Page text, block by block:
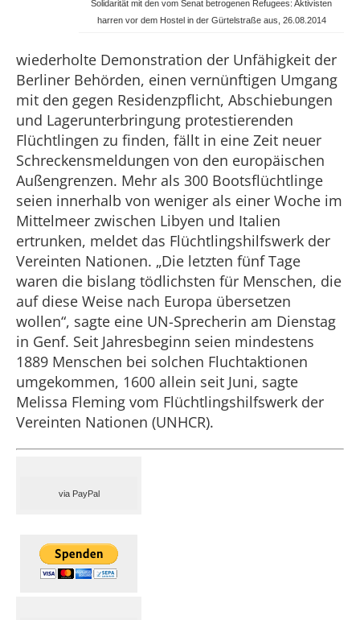
Solidarität mit den vom Senat betrogenen Refugees: Aktivisten
harren vor dem Hostel in der Gürtelstraße aus, 26.08.2014
wiederholte Demonstration der Unfähigkeit der
Berliner Behörden, einen vernünftigen Umgang
mit den gegen Residenzpflicht, Abschiebungen
und Lagerunterbringung protestierenden
Flüchtlingen zu finden, fällt in eine Zeit neuer
Schreckensmeldungen von den europäischen
Außengrenzen. Mehr als 300 Bootsflüchtlinge
seien innerhalb von weniger als einer Woche im
Mittelmeer zwischen Libyen und Italien
ertrunken, meldet das Flüchtlingshilfswerk der
Vereinten Nationen. „Die letzten fünf Tage
waren die bislang tödlichsten für Menschen, die
auf diese Weise nach Europa übersetzen
wollen“, sagte eine UN-Sprecherin am Dienstag
in Genf. Seit Jahresbeginn seien mindestens
1889 Menschen bei solchen Fluchtaktionen
umgekommen, 1600 allein seit Juni, sagte
Melissa Fleming vom Flüchtlingshilfswerk der
Vereinten Nationen (UNHCR).
via PayPal